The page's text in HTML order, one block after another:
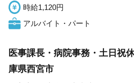
時給1,120円
アルバイト・パート
医事課長・病院事務・土日祝
庫県西宮市